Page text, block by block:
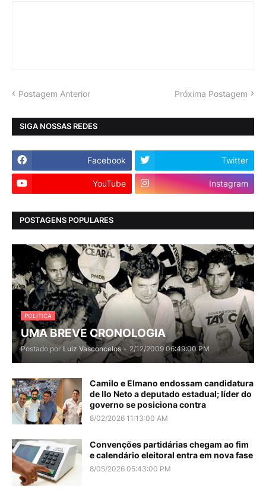
Postagem Anterior Próxima Postagem
SIGA NOSSAS REDES
Facebook Twitter
YouTube Instagram
POSTAGENS POPULARES
POLITICA
UMA BREVE CRONOLOGIA
Postado por Luiz Vasconcelos - 2/12/2009 06:49:00 PM
Camilo e Elmano endossam candidatura
de Ilo Neto a deputado estadual; líder do
governo se posiciona contra
8/02/2026 11:13:00 AM
Convenções partidárias chegam ao fim
e calendário eleitoral entra em nova fase
8/05/2026 05:43:00 PM